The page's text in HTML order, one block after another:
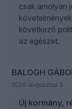
csak amolyan
következő
az egészet.
BALOGH
2026. augusztus 3.
Új kormány,